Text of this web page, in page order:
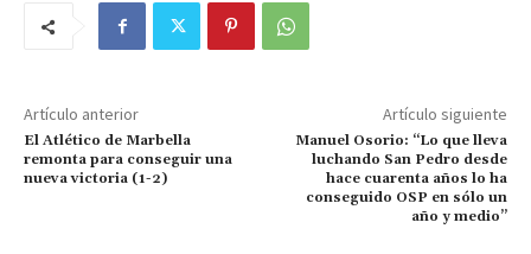
Artículo anterior
El Atlético de Marbella
remonta para conseguir una
nueva victoria (1-2)
Artículo siguiente
Manuel Osorio: “Lo que lleva
luchando San Pedro desde
hace cuarenta años lo ha
conseguido OSP en sólo un
año y medio”